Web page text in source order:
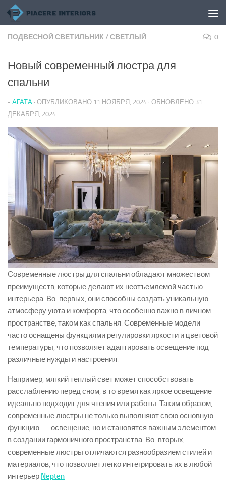
Перейти к содержимому
ПОДВЕСНОЙ СВЕТИЛЬНИК /СВЕТЛЫЙ 0
Новый современный люстра для
спальни
- АГАТА · ОПУБЛИКОВАНО 11 НОЯБРЯ, 2024 · ОБНОВЛЕНО 31
ДЕКАБРЯ, 2024
Современные люстры для спальни обладают множеством
преимуществ, которые делают их неотъемлемой частью
интерьера. Во-первых, они способны создать уникальную
атмосферу уюта и комфорта, что особенно важно в личном
пространстве, таком как спальня. Современные модели
часто оснащены функциями регулировки яркости и цветовой
температуры, что позволяет адаптировать освещение под
различные нужды и настроения.
Например, мягкий теплый свет может способствовать
расслаблению перед сном, в то время как яркое освещение
идеально подходит для чтения или работы. Таким образом,
современные люстры не только выполняют свою основную
функцию — освещение, но и становятся важным элементом
в создании гармоничного пространства. Во-вторых,
современные люстры отличаются разнообразием стилей и
материалов, что позволяет легко интегрировать их в любой
интерьер.Nepten